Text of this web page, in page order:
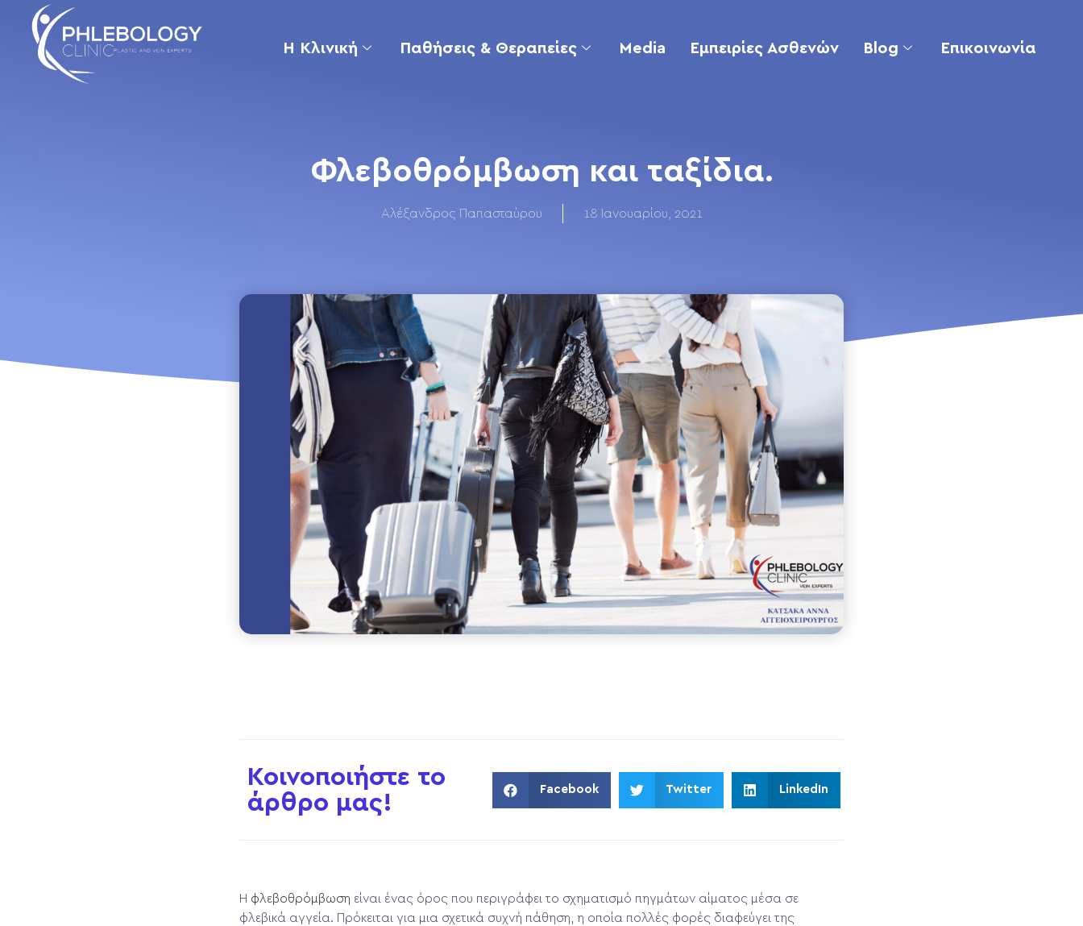
Η Κλινική Παθήσεις & Θεραπείες Media Εμπειρίες Ασθενών Blog Επικοινωνία
Φλεβοθρόμβωση και ταξίδια.
Αλέξανδρος Παπασταύρου 18 Ιανουαρίου, 2021
Κοινοποιήστε το
άρθρο μας!
Facebook Twitter LinkedIn
Η φλεβοθρόμβωση είναι ένας όρος που περιγράφει το σχηματισμό πηγμάτων αίματος μέσα σε
φλεβικά αγγεία. Πρόκειται για μια σχετικά συχνή πάθηση, η οποία πολλές φορές διαφεύγει της